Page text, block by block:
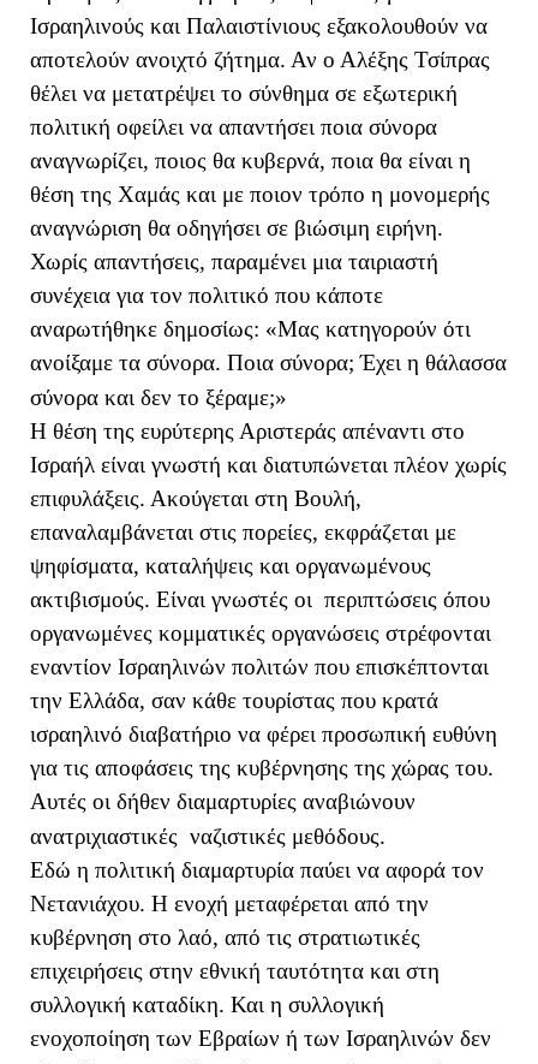
Ισραηλινούς και Παλαιστίνιους εξακολουθούν να
αποτελούν ανοιχτό ζήτημα. Αν ο Αλέξης Τσίπρας
θέλει να μετατρέψει το σύνθημα σε εξωτερική
πολιτική οφείλει να απαντήσει ποια σύνορα
αναγνωρίζει, ποιος θα κυβερνά, ποια θα είναι η
θέση της Χαμάς και με ποιον τρόπο η μονομερής
αναγνώριση θα οδηγήσει σε βιώσιμη ειρήνη.
Χωρίς απαντήσεις, παραμένει μια ταιριαστή
συνέχεια για τον πολιτικό που κάποτε
αναρωτήθηκε δημοσίως: «Μας κατηγορούν ότι
ανοίξαμε τα σύνορα. Ποια σύνορα; Έχει η θάλασσα
σύνορα και δεν το ξέραμε;»
Η θέση της ευρύτερης Αριστεράς απέναντι στο
Ισραήλ είναι γνωστή και διατυπώνεται πλέον χωρίς
επιφυλάξεις. Ακούγεται στη Βουλή,
επαναλαμβάνεται στις πορείες, εκφράζεται με
ψηφίσματα, καταλήψεις και οργανωμένους
ακτιβισμούς. Είναι γνωστές οι περιπτώσεις όπου
οργανωμένες κομματικές οργανώσεις στρέφονται
εναντίον Ισραηλινών πολιτών που επισκέπτονται
την Ελλάδα, σαν κάθε τουρίστας που κρατά
ισραηλινό διαβατήριο να φέρει προσωπική ευθύνη
για τις αποφάσεις της κυβέρνησης της χώρας του.
Αυτές οι δήθεν διαμαρτυρίες αναβιώνουν
ανατριχιαστικές ναζιστικές μεθόδους.
Εδώ η πολιτική διαμαρτυρία παύει να αφορά τον
Νετανιάχου. Η ενοχή μεταφέρεται από την
κυβέρνηση στο λαό, από τις στρατιωτικές
επιχειρήσεις στην εθνική ταυτότητα και στη
συλλογική καταδίκη. Και η συλλογική
ενοχοποίηση των Εβραίων ή των Ισραηλινών δεν